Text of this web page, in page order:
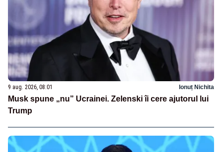
9 aug. 2026, 08:01 Ionuț Nichita
Musk spune „nu” Ucrainei. Zelenski îi cere ajutorul lui
Trump